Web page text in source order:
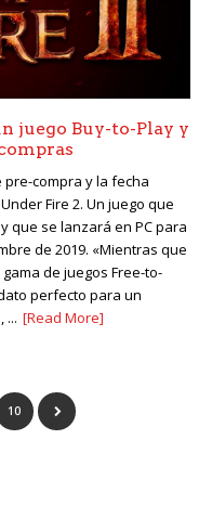
juego Buy-to-Play y
compra y la fecha
Fire 2. Un juego que
que se lanzará en PC para
de 2019. «Mientras que
de juegos Free-to-
perfecto para un
... [Read More]
10